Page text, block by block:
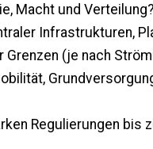
Macht und Verteilung?
Infrastrukturen,
(je nach
Regulierungen bis